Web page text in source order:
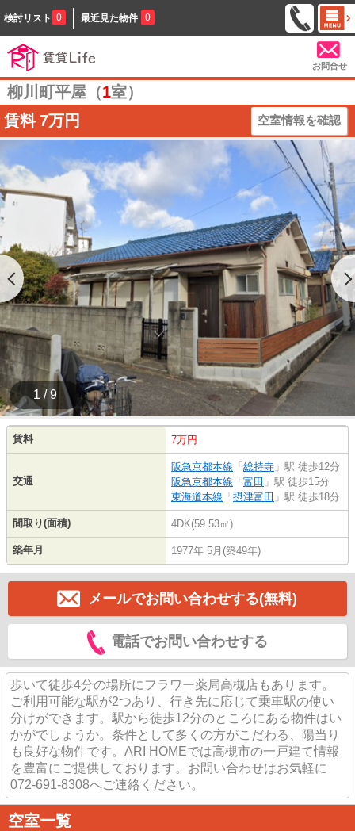
検討リスト 0 最近見た物件 0
お問合せ
柳川町平屋（1室）
賃料 7万円 空室情報を確認
1 / 9
賃料 7万円
交通
阪急京都本線 「 総持寺 」駅 徒歩12分
阪急京都本線 「 富田 」駅 徒歩15分
東海道本線 「 摂津富田 」駅 徒歩18分
間取り(面積) 4DK(59.53㎡)
築年月 1977年 5月(築49年)
メールでお問い合わせする(無料)
電話でお問い合わせする
歩いて徒歩4分の場所にフラワー薬局高槻店もあります。
ご利用可能な駅が2つあり、行き先に応じて乗車駅の使い
分けができます。駅から徒歩12分のところにある物件はい
かがでしょうか。条件として多くの方がこだわる、陽当り
も良好な物件です。ARI HOMEでは高槻市の一戸建て情報
を豊富にご提供しております。お問い合わせはお気軽に
072-691-8308へご連絡ください。
空室一覧